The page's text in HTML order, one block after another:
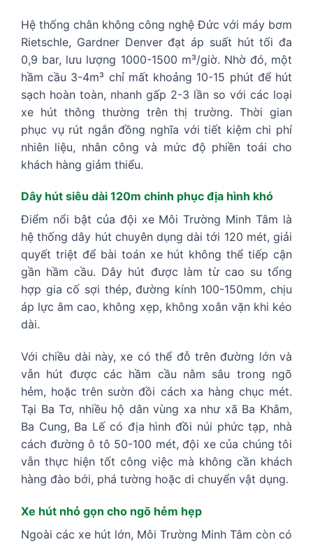
Hệ thống chân không công nghệ Đức với máy bơm
Rietschle, Gardner Denver đạt áp suất hút tối đa
0,9 bar, lưu lượng 1000-1500 m³/giờ. Nhờ đó, một
hầm cầu 3-4m³ chỉ mất khoảng 10-15 phút để hút
sạch hoàn toàn, nhanh gấp 2-3 lần so với các loại
xe hút thông thường trên thị trường. Thời gian
phục vụ rút ngắn đồng nghĩa với tiết kiệm chi phí
nhiên liệu, nhân công và mức độ phiền toái cho
khách hàng giảm thiểu.
Dây hút siêu dài 120m chinh phục địa hình khó
Điểm nổi bật của đội xe Môi Trường Minh Tâm là
hệ thống dây hút chuyên dụng dài tới 120 mét, giải
quyết triệt để bài toán xe hút không thể tiếp cận
gần hầm cầu. Dây hút được làm từ cao su tổng
hợp gia cố sợi thép, đường kính 100-150mm, chịu
áp lực âm cao, không xẹp, không xoắn vặn khi kéo
dài.
Với chiều dài này, xe có thể đỗ trên đường lớn và
vẫn hút được các hầm cầu nằm sâu trong ngõ
hẻm, hoặc trên sườn đồi cách xa hàng chục mét.
Tại Ba Tơ, nhiều hộ dân vùng xa như xã Ba Khâm,
Ba Cung, Ba Lế có địa hình đồi núi phức tạp, nhà
cách đường ô tô 50-100 mét, đội xe của chúng tôi
vẫn thực hiện tốt công việc mà không cần khách
hàng đào bới, phá tường hoặc di chuyển vật dụng.
Xe hút nhỏ gọn cho ngõ hẻm hẹp
Ngoài các xe hút lớn, Môi Trường Minh Tâm còn có